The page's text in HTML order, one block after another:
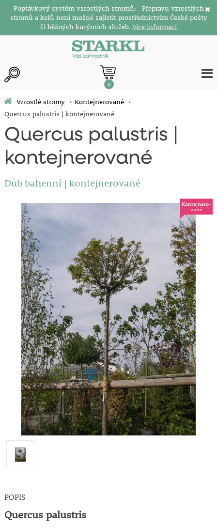
Poptávkový systém vzrostlých stromů: Přepravu vzrostlých
stromů a keřů není možné zajistit prostřednictvím České pošty
či běžných kurýrních služeb. Více informací
0
Vzrostlé stromy
Kontejnerované
Quercus palustris | kontejnerované
Quercus palustris |
kontejnerované
Dub bahenní | kontejnerované
Kontejnero-
vané
POPIS
Quercus palustris